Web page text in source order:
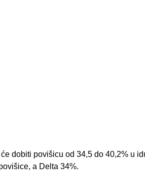
dobiti povišicu od 34,5 do 40,2% u
a Delta 34%.